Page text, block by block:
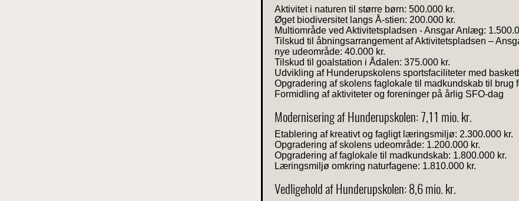
Aktivitet i naturen til større børn: 500.000 kr.
Øget biodiversitet langs Å-stien: 200.000 kr.
Multiområde ved Aktivitetspladsen - Ansgar Anlæg:
Tilskud til åbningsarrangement af Aktivitetspladsen –
nye udeområde: 40.000 kr.
Tilskud til goalstation i Ådalen: 375.000 kr.
Udvikling af Hunderupskolens sportsfaciliteter med
Opgradering af skolens faglokale til madkundskab til brug
Formidling af aktiviteter og foreninger på årlig SFO-dag
Modernisering af Hunderupskolen: 7,11 mio. kr.
Etablering af kreativt og fagligt læringsmiljø: 2.300.000 kr.
Opgradering af skolens udeområde: 1.200.000 kr.
Opgradering af faglokale til madkundskab: 1.800.000 kr.
Læringsmiljø omkring naturfagene: 1.810.000 kr.
Vedligehold af Hunderupskolen: 8,6 mio. kr.